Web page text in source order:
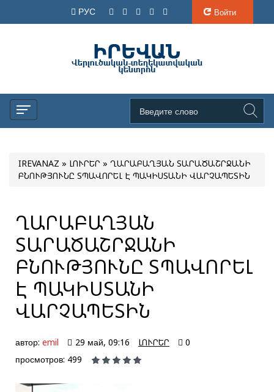
РУС Войти
IREVANAZ » ԼՈՒՐԵՐ » ՂԱՐԱԲԱՂՅԱՆ ՏԱՐԱԾԱՇՐՋԱՆԻ
ԲՆՈՒԹՅՈՒՆԸ ՏՊԱՎՈՐԵԼ Է ՊԱԿԻՍՏԱՆԻ ՎԱՐՉԱՊԵՏԻՆ
ՂԱՐԱԲԱՂՅԱՆ
ՏԱՐԱԾԱՇՐՋԱՆԻ
ԲՆՈՒԹՅՈՒՆԸ ՏՊԱՎՈՐԵԼ
Է ՊԱԿԻՍՏԱՆԻ
ՎԱՐՉԱՊԵՏԻՆ
автор: emil 29 май, 09:16 ԼՈՒՐԵՐ
0
просмотров: 499